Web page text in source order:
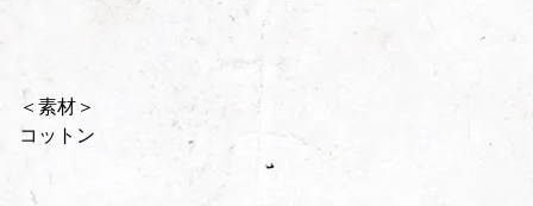
＜素材＞
コットン